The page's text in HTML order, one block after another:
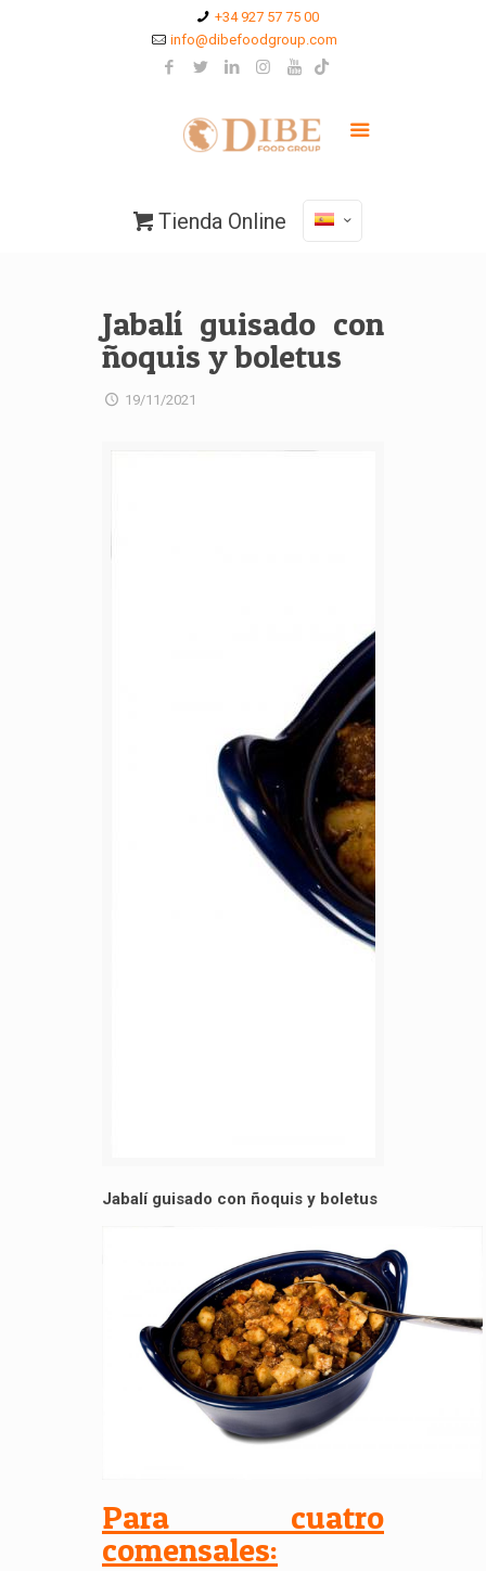
+34 927 57 75 00
info@dibefoodgroup.com
Tienda Online
Jabalí guisado con
ñoquis y boletus
19/11/2021
Jabalí guisado con ñoquis y boletus
Para cuatro
comensales: